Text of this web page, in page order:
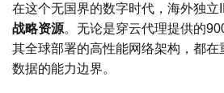
在这个无国界的数字时代，海外独立
战略资源。无论是穿云代理提供的
其全球部署的高性能网络架构，都
数据的能力边界。